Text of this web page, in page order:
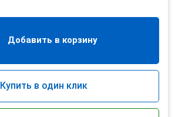
Добавить в корзину
Купить в один клик